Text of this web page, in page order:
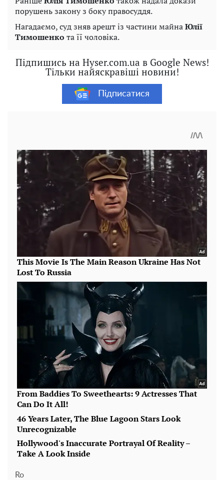
порушень закону з боку правосуддя.
Нагадаємо, суд зняв арешт із частини майнаЮлії
Тимошенко та її чоловіка.
Підпишись на Hyser.com.ua в Google News!
Тільки найяскравіші новини!
Підписатися
Ro